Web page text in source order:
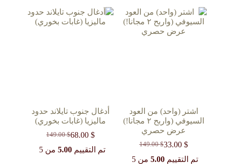
اشتر (واحد) من العود
السيوفي (واربح ٢ مجانا!)
عرض حصري
149.00$
السعر
الأصلي
33.00 $
السعر
الحالي تم التقييم 5.00من 5
أدغال جنوب تايلاند حدود
ماليزيا (غابات بخوري)
149.00$
السعر
الأصلي
68.00$
السعر
الحاليتم التقييم5.00 من 5